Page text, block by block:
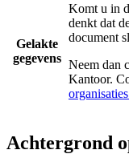
Gelakte
gegevens
Komt u in
denkt dat
document
Neem dan
Kantoor.
Achtergrond